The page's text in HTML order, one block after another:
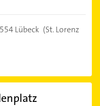
Lübeck (St. Lorenz